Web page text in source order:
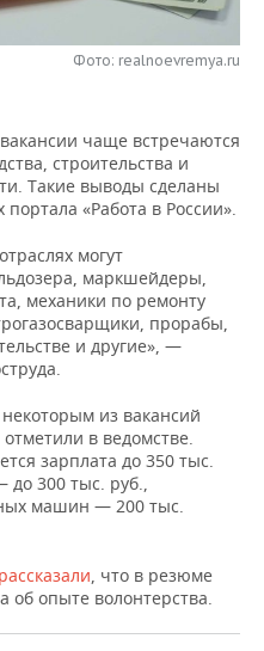
Фото: realnoevremya.ru
чаще встречаются
строительства и
Такие выводы сделаны
«Работа в России».
могут
маркшейдеры,
механики по ремонту
прорабы,
и другие», —
из вакансий
в ведомстве.
зарплата до 350 тыс.
300 тыс. руб.,
машин — 200 тыс.
рассказали, что в резюме
об опыте волонтерства.